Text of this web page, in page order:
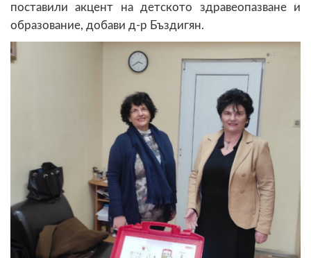
поставили акцент на детското здравеопазване и
образование, добави д-р Бъздигян.